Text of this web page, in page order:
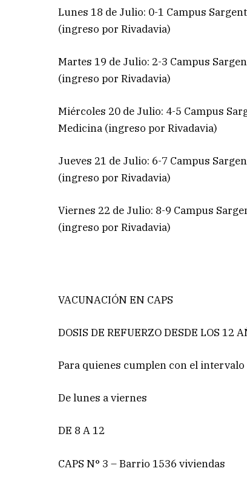
Lunes 18 de Julio: 0-1 Campus
(ingreso por Rivadavia)
Martes 19 de Julio: 2-3 Campus
(ingreso por Rivadavia)
Miércoles 20 de Julio: 4-5 Campus
Medicina (ingreso por Rivadavia)
Jueves 21 de Julio: 6-7 Campus
(ingreso por Rivadavia)
Viernes 22 de Julio: 8-9 Campus
(ingreso por Rivadavia)
VACUNACIÓN EN CAPS
DOSIS DE REFUERZO DESDE LOS 12
Para quienes cumplen con el
De lunes a viernes
DE 8 A 12
CAPS N° 3 – Barrio 1536 viviendas